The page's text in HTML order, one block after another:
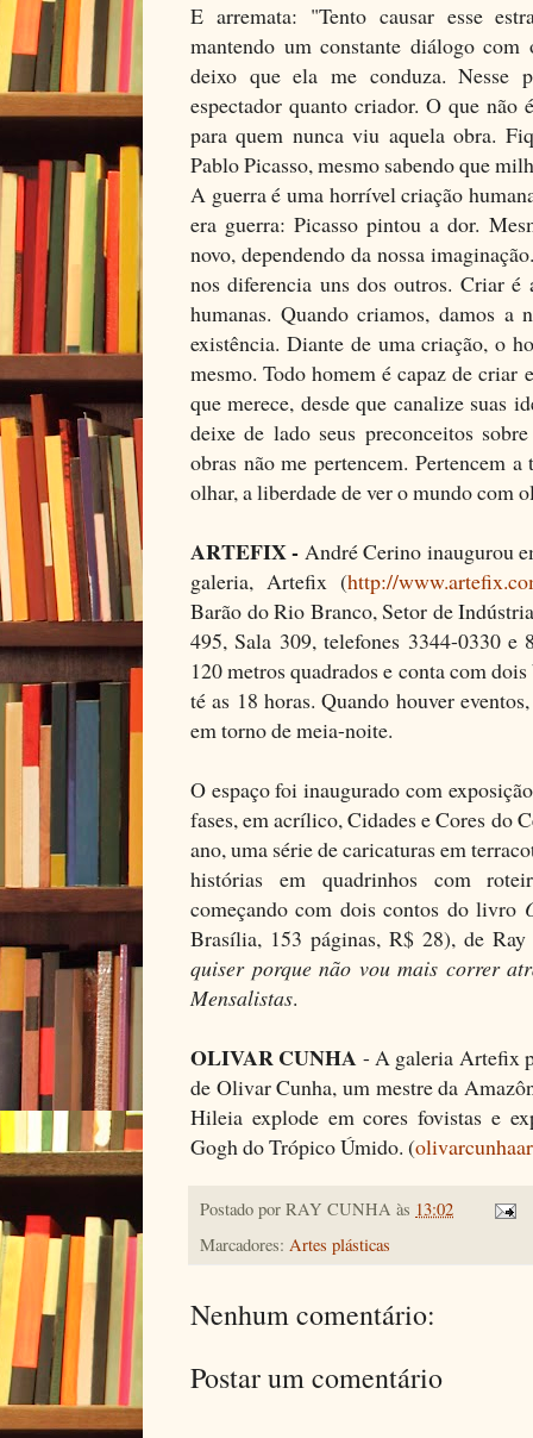
E arremata: "Tento causar esse
mantendo um constante diálogo
deixo que ela me conduza. Nesse
espectador quanto criador. O que não
para quem nunca viu aquela obra.
Pablo Picasso, mesmo sabendo que
A guerra é uma horrível criação
era guerra: Picasso pintou a dor.
novo, dependendo da nossa
nos diferencia uns dos outros. Criar é
humanas. Quando criamos, damos a
existência. Diante de uma criação, o
mesmo. Todo homem é capaz de criar
que merece, desde que canalize suas
deixe de lado seus preconceitos
obras não me pertencem. Pertencem
olhar, a liberdade de ver o mundo com
ARTEFIX - André Cerino inaugurou
galeria, Artefix (http://
Barão do Rio Branco, Setor de
495, Sala 309, telefones 3344-0330 e
120 metros quadrados e conta com
té as 18 horas. Quando houver
em torno de meia-noite.
O espaço foi inaugurado com
fases, em acrílico, Cidades e Cores do
ano, uma série de caricaturas em
histórias em quadrinhos com
começando com dois contos do livro
Brasília, 153 páginas, R$ 28), de
quiser porque não vou mais correr
Mensalistas.
OLIVAR CUNHA - A galeria Artefix
de Olivar Cunha, um mestre da
Hileia explode em cores fovistas e
Gogh do Trópico Úmido. (
Postado por RAY CUNHA às 13:02
Marcadores: Artes plásticas
Nenhum comentário:
Postar um comentário